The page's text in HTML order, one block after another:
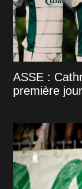
ASSE :
première